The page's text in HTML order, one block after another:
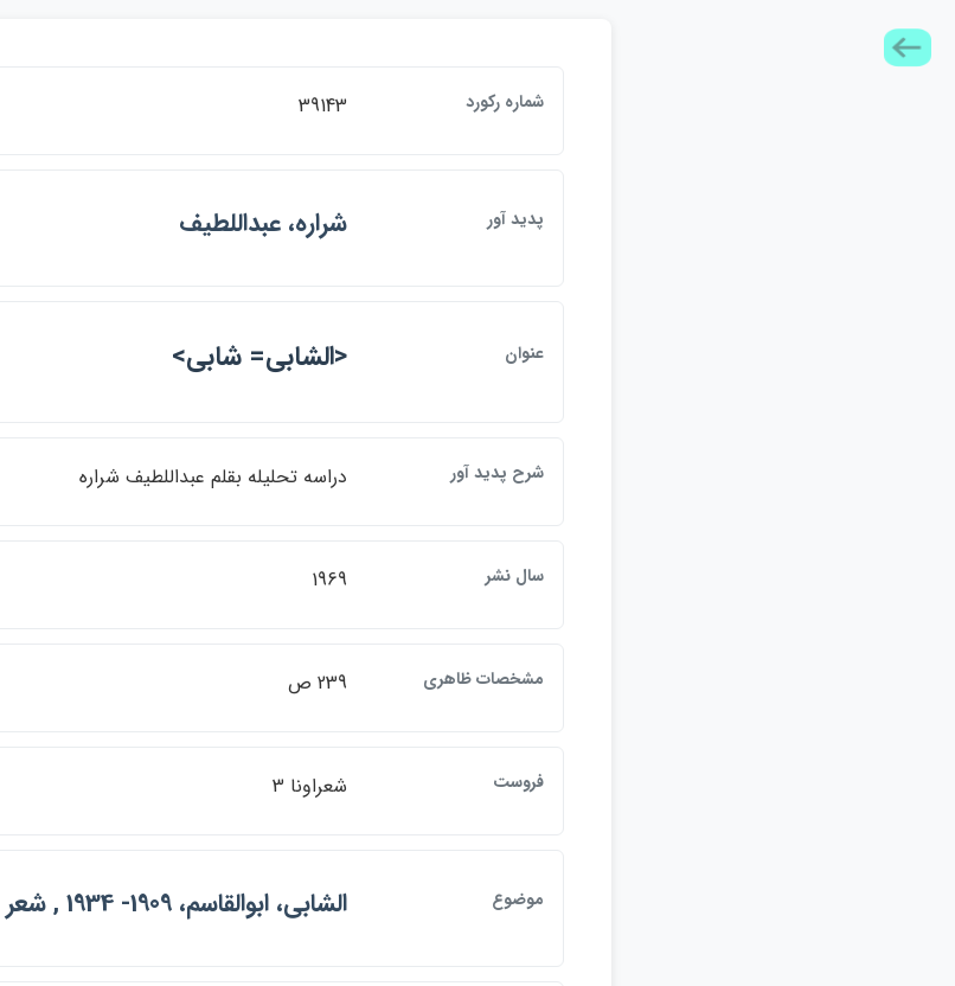
شماره ركورد 39143
پديد آور شراره، عبداللطيف
عنوان <الشابي= شابي>
شرح پديد آور دراسه تحليله بقلم عبداللطيف شراره
سال نشر 1969
مشخصات ظاهري 239 ص
فروست شعراونا 3
موضوع الشابي، ابوالقاسم، 1909- 1934 , شعر عربي- قرن 14